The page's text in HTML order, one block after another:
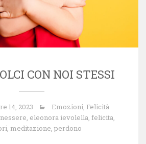
CON NOI STESSI
14, 2023 Emozioni, Felicità
, eleonora ievolella, felicita,
, meditazione, perdono